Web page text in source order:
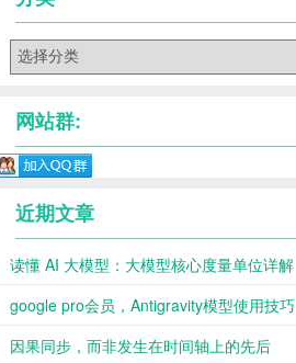
网站群:
近期文章
读懂 AI 大模型：大模型核心度量单位详解
google pro会员，Antigravity模型使用技巧
因果同步，而非发生在时间轴上的先后